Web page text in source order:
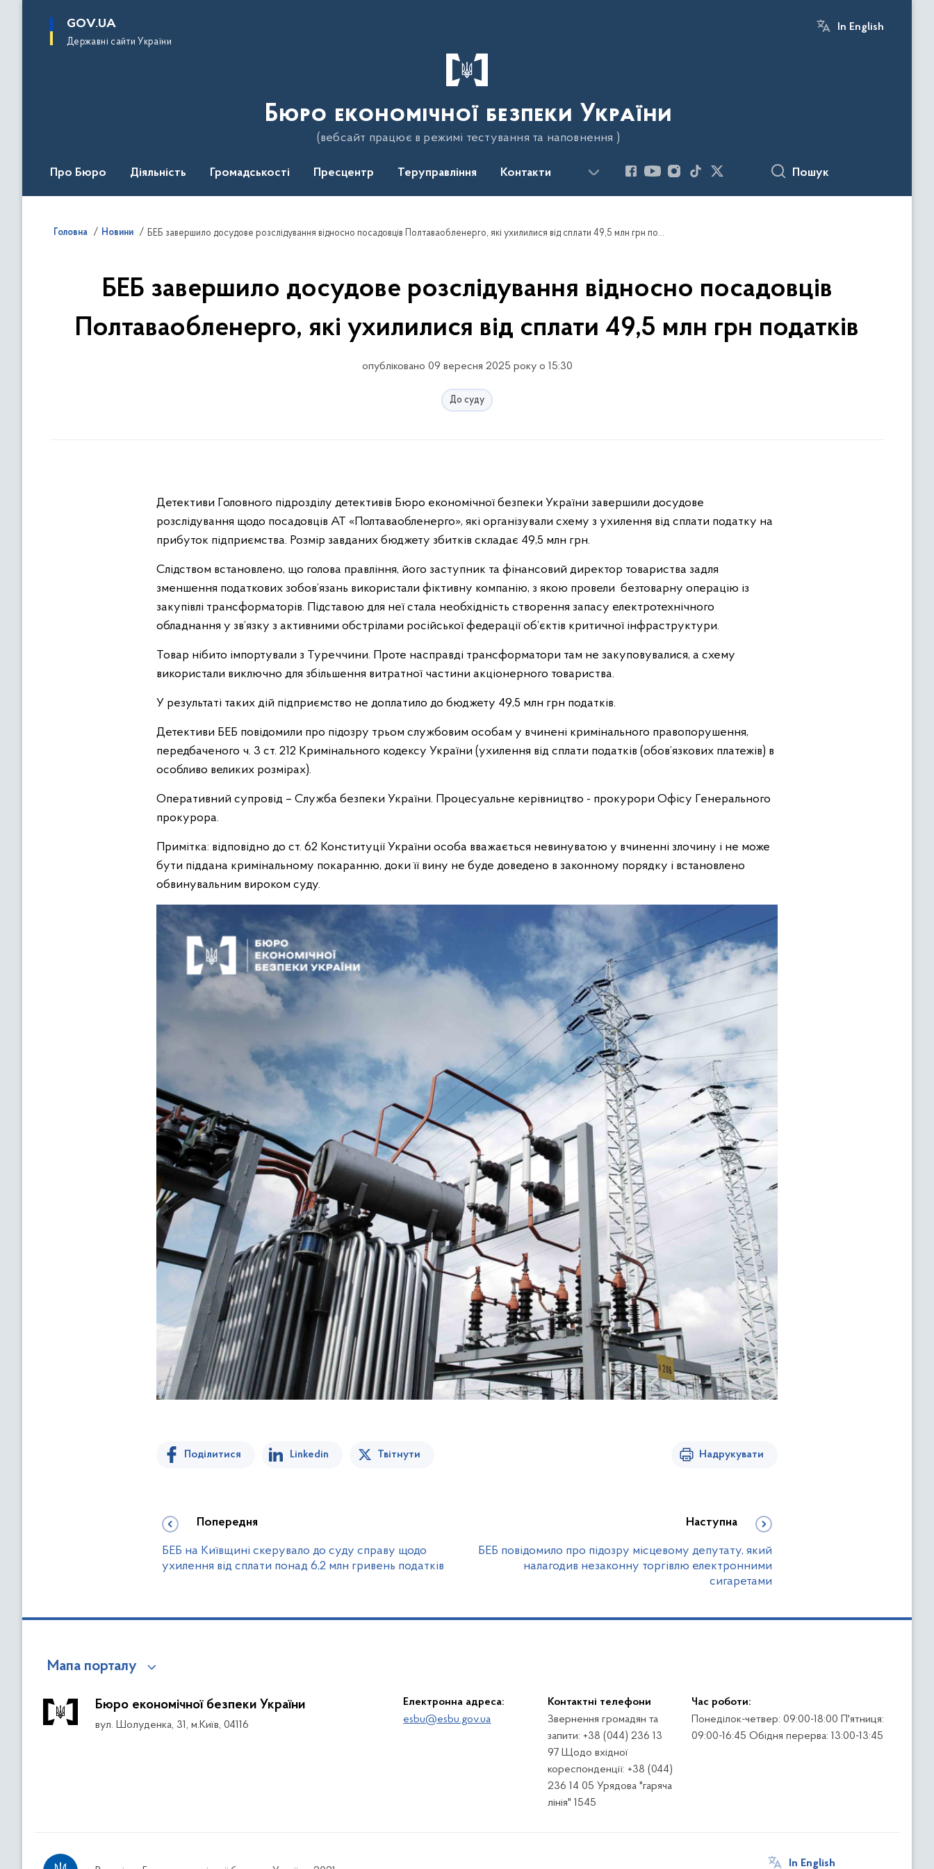
основного
GOV.UA
Державні сайти України
In English
Бюро економічної безпеки України
(вебсайт працює в режимі тестування та наповнення )
Про Бюро Діяльність Громадськості Пресцентр Теруправління Контакти Пошук
Головна Новини БЕБ завершило досудове розслідування відносно посадовців Полтаваобленерго, які ухилилися від сплати 49,5 млн грн податків
БЕБ завершило досудове розслідування відносно посадовців
Полтаваобленерго, які ухилилися від сплати 49,5 млн грн податків
опубліковано 09 вересня 2025 року о 15:30
До суду
Детективи Головного підрозділу детективів Бюро економічної безпеки України завершили досудове
розслідування щодо посадовців АТ «Полтаваобленерго», які організували схему з ухилення від сплати податку на
прибуток підприємства. Розмір завданих бюджету збитків складає 49,5 млн грн.
Слідством встановлено, що голова правління, його заступник та фінансовий директор товариства задля
зменшення податкових зобов’язань використали фіктивну компанію, з якою провели безтоварну операцію із
закупівлі трансформаторів. Підставою для неї стала необхідність створення запасу електротехнічного
обладнання у зв’язку з активними обстрілами російської федерації об’єктів критичної інфраструктури.
Товар нібито імпортували з Туреччини. Проте насправді трансформатори там не закуповувалися, а схему
використали виключно для збільшення витратної частини акціонерного товариства.
У результаті таких дій підприємство не доплатило до бюджету 49,5 млн грн податків.
Детективи БЕБ повідомили про підозру трьом службовим особам у вчинені кримінального правопорушення,
передбаченого ч. 3 ст. 212 Кримінального кодексу України (ухилення від сплати податків (обов’язкових платежів) в
особливо великих розмірах).
Оперативний супровід – Служба безпеки України. Процесуальне керівництво - прокурори Офісу Генерального
прокурора.
Примітка: відповідно до ст. 62 Конституції України особа вважається невинуватою у вчиненні злочину і не може
бути піддана кримінальному покаранню, доки її вину не буде доведено в законному порядку і встановлено
обвинувальним вироком суду.
Поділитися Linkedin Твітнути Надрукувати
Попередня
БЕБ на Київщині скерувало до суду справу щодо
ухилення від сплати понад 6,2 млн гривень податків
Наступна
БЕБ повідомило про підозру місцевому депутату, який
налагодив незаконну торгівлю електронними
сигаретами
Мапа порталу
Бюро економічної безпеки України
вул. Шолуденка, 31, м.Київ, 04116
Електронна адреса:
esbu@esbu.gov.ua
Контактні телефони
Звернення громадян та
запити: +38 (044) 236 13
97 Щодо вхідної
кореспонденції: +38 (044)
236 14 05 Урядова "гаряча
лінія" 1545
Час роботи:
Понеділок-четвер: 09:00-18:00 П'ятниця:
09:00-16:45 Обідня перерва: 13:00-13:45
In English